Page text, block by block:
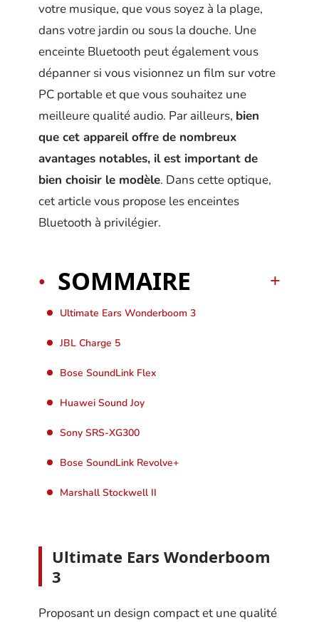
votre musique, que vous soyez à la plage,
dans votre jardin ou sous la douche. Une
enceinte Bluetooth peut également vous
dépanner si vous visionnez un film sur votre
PC portable et que vous souhaitez une
meilleure qualité audio. Par ailleurs, bien
que cet appareil offre de nombreux
avantages notables, il est important de
bien choisir le modèle. Dans cette optique,
cet article vous propose les enceintes
Bluetooth à privilégier.
SOMMAIRE
Ultimate Ears Wonderboom 3
JBL Charge 5
Bose SoundLink Flex
Huawei Sound Joy
Sony SRS-XG300
Bose SoundLink Revolve+
Marshall Stockwell II
Ultimate Ears Wonderboom
3
Proposant un design compact et une qualité